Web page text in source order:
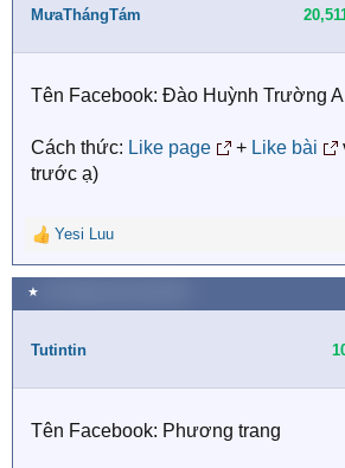
i
n
MưaThángTám
Tên Facebook: Đào Huỳnh Trường
Cách thức: Like page + Like bài
trước ạ)
R
e
a
c
i
n
Yesi Luu
★
Tutintin
Tên Facebook: Phương trang